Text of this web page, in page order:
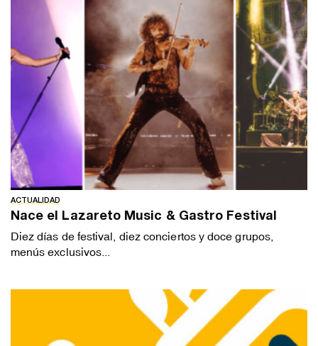
ACTUALIDAD
Nace el Lazareto Music & Gastro Festival
Diez días de festival, diez conciertos y doce grupos,
menús exclusivos...